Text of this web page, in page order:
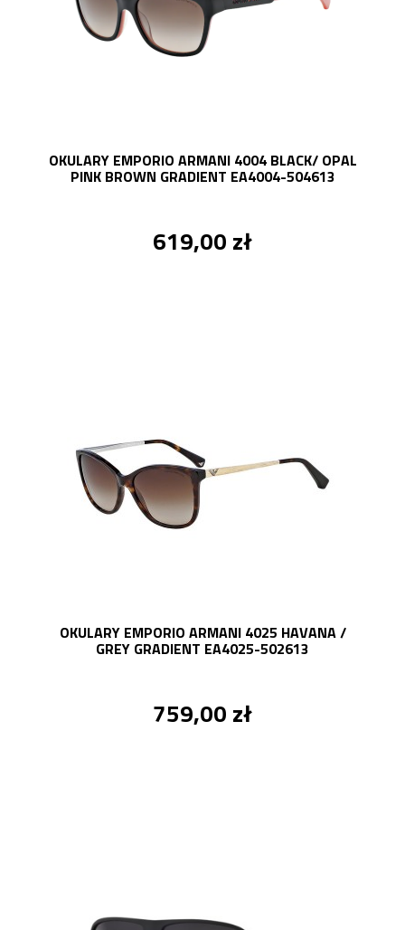
OKULARY EMPORIO ARMANI 4004 BLACK/ OPAL
PINK BROWN GRADIENT EA4004-504613
619,00 zł
OKULARY EMPORIO ARMANI 4025 HAVANA /
GREY GRADIENT EA4025-502613
759,00 zł